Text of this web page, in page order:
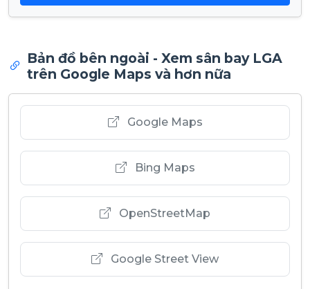
Bản đồ bên ngoài - Xem sân bay LGA
trên Google Maps và hơn nữa
Google Maps
Bing Maps
OpenStreetMap
Google Street View